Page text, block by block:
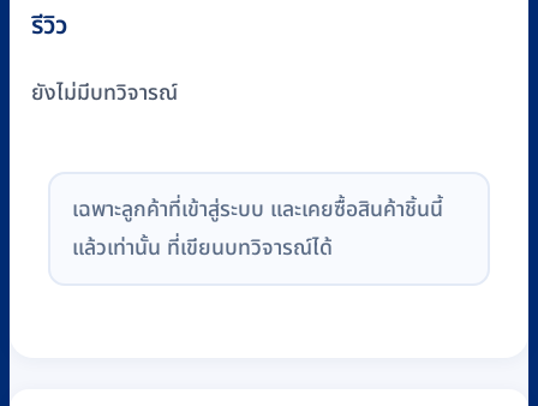
รีวิว
ยังไม่มีบทวิจารณ์
เฉพาะลูกค้าที่เข้าสู่ระบบ และเคยซื้อสินค้าชิ้นนี้
แล้วเท่านั้น ที่เขียนบทวิจารณ์ได้